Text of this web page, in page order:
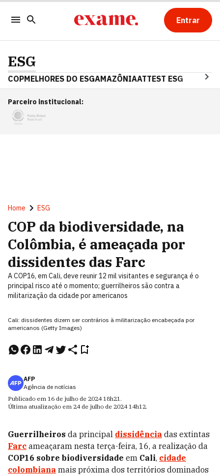
Entrar
ESG
COPMELHORES DO ESGAMAZÔNIAATTEST ESG
Parceiro institucional:
Home ESG
COP da biodiversidade, na
Colômbia, é ameaçada por
dissidentes das Farc
A COP16, em Cali, deve reunir 12 mil visitantes e segurança é o
principal risco até o momento; guerrilheiros são contra a
militarização da cidade por americanos
Cali: dissidentes dizem ser contrários à militarização encabeçada por
americanos (Getty Images)
AFP
Agência de notícias
Publicado em 16 de julho de 2024 18h21.
Última atualização em 24 de julho de 2024 14h12.
Guerrilheiros da principal dissidência das extintas
Farc ameaçaram nesta terça-feira, 16, a realização da
COP16 sobre biodiversidade em Cali, cidade
colombiana mais próxima dos territórios dominados